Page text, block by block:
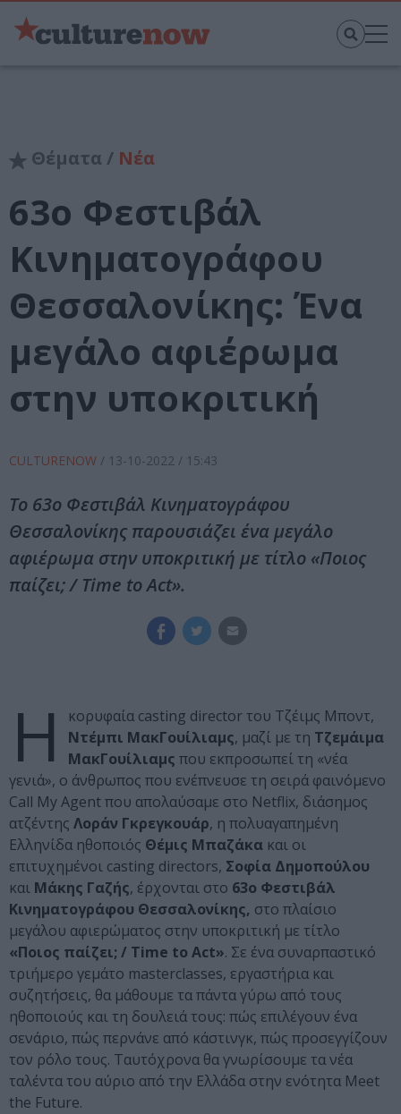
Θέματα / Νέα
63ο Φεστιβάλ
Κινηματογράφου
Θεσσαλονίκης: Ένα
μεγάλο αφιέρωμα
στην υποκριτική
CULTURENOW / 13-10-2022 / 15:43
Το 63ο Φεστιβάλ Κινηματογράφου
Θεσσαλονίκης παρουσιάζει ένα μεγάλο
αφιέρωμα στην υποκριτική με τίτλο «Ποιος
παίζει; / Time to Act».
Η
κορυφαία casting director του Τζέιμς Μποντ,
Ντέμπι ΜακΓουίλιαμς, μαζί με τη Τζεμάιμα
ΜακΓουίλιαμς που εκπροσωπεί τη «νέα
γενιά», ο άνθρωπος που ενέπνευσε τη σειρά φαινόμενο
Call My Agent που απολαύσαμε στο Netflix, διάσημος
ατζέντης Λοράν Γκρεγκουάρ, η πολυαγαπημένη
Ελληνίδα ηθοποιός Θέμις Μπαζάκα και οι
επιτυχημένοι casting directors, Σοφία Δημοπούλου
και Μάκης Γαζής, έρχονται στο 63ο Φεστιβάλ
Κινηματογράφου Θεσσαλονίκης, στο πλαίσιο
μεγάλου αφιερώματος στην υποκριτική με τίτλο
«Ποιος παίζει; / Time to Act». Σε ένα συναρπαστικό
τριήμερο γεμάτο masterclasses, εργαστήρια και
συζητήσεις, θα μάθουμε τα πάντα γύρω από τους
ηθοποιούς και τη δουλειά τους: πώς επιλέγουν ένα
σενάριο, πώς περνάνε από κάστινγκ, πώς προσεγγίζουν
τον ρόλο τους. Ταυτόχρονα θα γνωρίσουμε τα νέα
ταλέντα του αύριο από την Ελλάδα στην ενότητα Meet
the Future.